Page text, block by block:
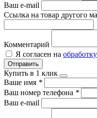
Ваш e-mail
Ссылка на товар другого
Комментарий
Я согласен на
Отправить
Купить в 1 клик
Ваше имя *
Ваш номер телефона *
Ваш e-mail